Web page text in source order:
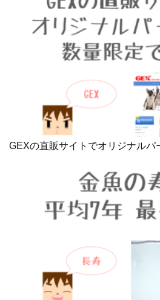
GEXの直販サイトでオリジナルパ